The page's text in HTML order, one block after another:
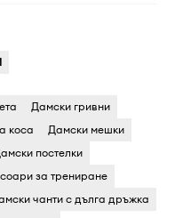
Дамски гривни
коса
Дамски мешки
постелки
за трениране
чанти с дълга дръжка